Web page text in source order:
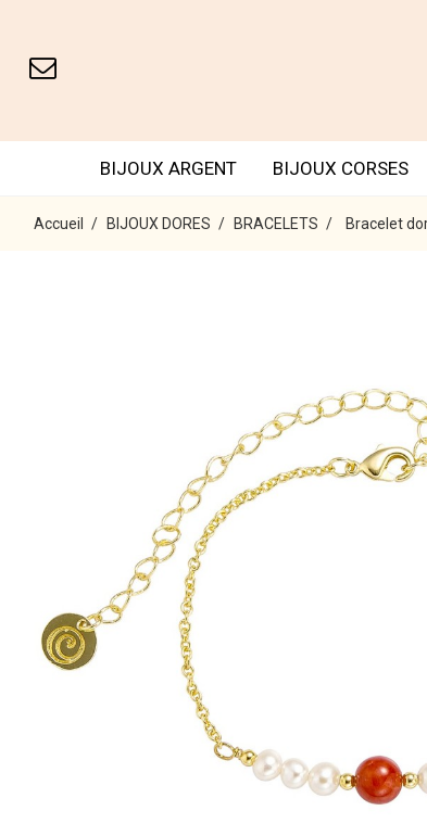
BIJOUX ARGENT BIJOUX CORSES
Accueil BIJOUX DORES BRACELETS Bracelet